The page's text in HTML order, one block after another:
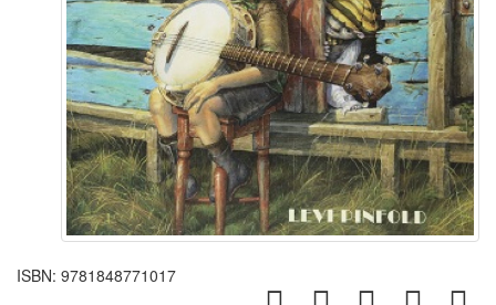
ISBN: 9781848771017